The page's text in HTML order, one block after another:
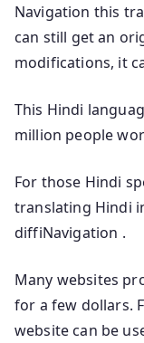
Navigation this
can still get an
modifications, it
This Hindi
million people
For those Hindi
translating Hindi
diffiNavigation .
Many websites
for a few dollars.
website can be